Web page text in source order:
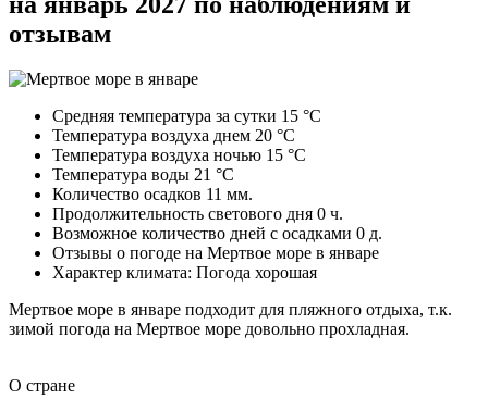
отзывам
Средняя температура за сутки 15 °C
Температура воздуха днем 20 °C
Температура воздуха ночью 15 °C
Температура воды 21 °C
Количество осадков 11 мм.
Продолжительность светового дня 0 ч.
Возможное количество дней с осадками 0 д.
Отзывы о погоде на Мертвое море в январе
Характер климата: Погода хорошая
Мертвое море в январе подходит для пляжного отдыха, т.к.
зимой погода на Мертвое море довольно прохладная.
О стране